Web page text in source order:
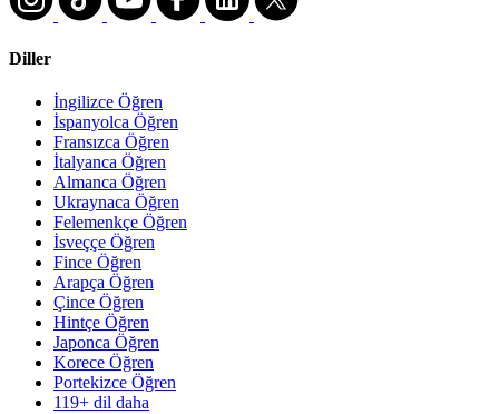
Diller
İngilizce Öğren
İspanyolca Öğren
Fransızca Öğren
İtalyanca Öğren
Almanca Öğren
Ukraynaca Öğren
Felemenkçe Öğren
İsveççe Öğren
Fince Öğren
Arapça Öğren
Çince Öğren
Hintçe Öğren
Japonca Öğren
Korece Öğren
Portekizce Öğren
119+ dil daha